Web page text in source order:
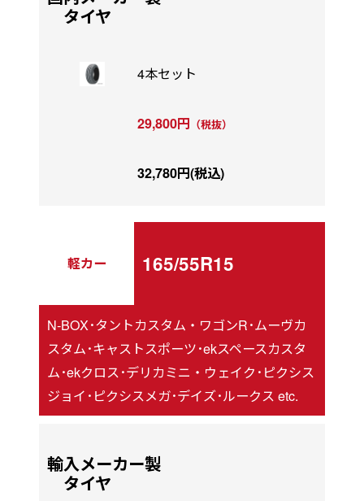
タイヤ
4本セット
29,800円 （税抜）
32,780円(税込)
軽カー 165/55R15
N-BOX･タントカスタム・ワゴンR･ムーヴカ
スタム･キャストスポーツ･ekスペースカスタ
ム･ekクロス･デリカミニ・ウェイク･ピクシス
ジョイ･ピクシスメガ･デイズ･ルークス etc.
輸入メーカー製
タイヤ